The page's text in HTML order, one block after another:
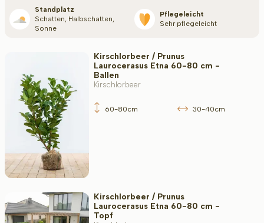
Anwendung
Widerstandsfähigkeit
Filter toepassen
Standplatz
Schatten, Halbschatten,
Sonne
Pflegeleicht
Sehr pflegeleicht
Kirschlorbeer / Prunus
Laurocerasus Etna 60-80 cm -
Ballen
Kirschlorbeer
60-80cm 30-40cm
Kirschlorbeer / Prunus
Laurocerasus Etna 60-80 cm -
Topf